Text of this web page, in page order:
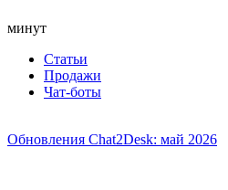
минут
Статьи
Продажи
Чат-боты
Обновления Chat2Desk: май 2026